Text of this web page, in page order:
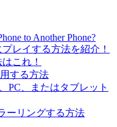
to Another Phone?
レイする方法を紹介！
これ！
する方法
PC、またはタブレット
ーリングする方法